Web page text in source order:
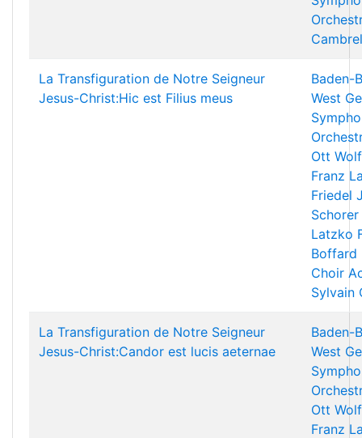
La Transfiguration de Notre Seigneur
Jesus-Christ:Hic est Filius meus
Baden-
West
Ott
Franz
Friedel
Schorer
Latzko
Boffard
Choir
Sylvain
La Transfiguration de Notre Seigneur
Jesus-Christ:Candor est lucis aeternae
Baden-
West
Ott
Franz